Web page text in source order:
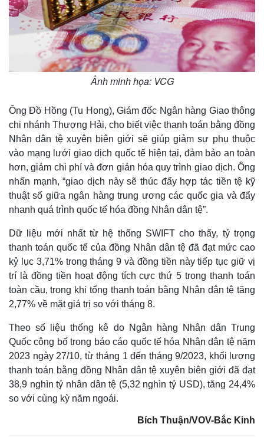
Kinh tế
Bất động sản
Khởi nghiệp
Thị trường
Giá vàng
Tiêu dùng
Tỷ giá
Chứng khoán
Ảnh minh họa: VCG
Ông Đồ Hồng (Tu Hong), Giám đốc Ngân hàng Giao thông
chi nhánh Thượng Hải, cho biết việc thanh toán bằng đồng
Nhân dân tệ xuyên biên giới sẽ giúp giảm sự phụ thuộc
vào mạng lưới giao dịch quốc tế hiện tại, đảm bảo an toàn
hơn, giảm chi phí và đơn giản hóa quy trình giao dịch. Ông
nhấn mạnh, “giao dịch này sẽ thúc đẩy hợp tác tiền tệ kỹ
thuật số giữa ngân hàng trung ương các quốc gia và đẩy
nhanh quá trình quốc tế hóa đồng Nhân dân tệ”.
Dữ liệu mới nhất từ ​​hệ thống SWIFT cho thấy, tỷ trọng
thanh toán quốc tế của đồng Nhân dân tệ đã đạt mức cao
kỷ lục 3,71% trong tháng 9 và đồng tiền này tiếp tục giữ vị
trí là đồng tiền hoạt động tích cực thứ 5 trong thanh toán
toàn cầu, trong khi tổng thanh toán bằng Nhân dân tệ tăng
2,77% về mặt giá trị so với tháng 8.
Theo số liệu thống kê do Ngân hàng Nhân dân Trung
Quốc công bố trong báo cáo quốc tế hóa Nhân dân tệ năm
2023 ngày 27/10, từ tháng 1 đến tháng 9/2023, khối lượng
thanh toán bằng đồng Nhân dân tệ xuyên biên giới đã đạt
38,9 nghìn tỷ nhân dân tệ (5,32 nghìn tỷ USD), tăng 24,4%
so với cùng kỳ năm ngoái​​.
Bích Thuận/VOV-Bắc Kinh